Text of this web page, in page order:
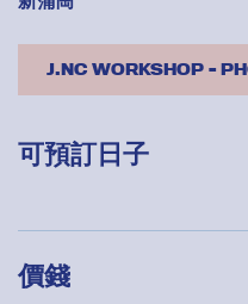
J.NC WORKSHOP -
可預訂日子
價錢